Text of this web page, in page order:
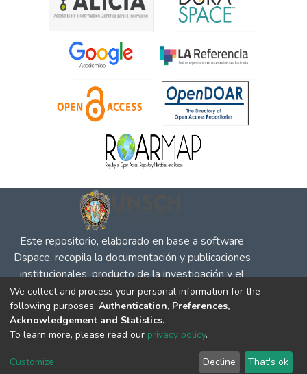
Este repositorio, elaborado en base a software
Dspace, recopila la documentación y publicaciones
institucionales, producto de la investigación y el
desempeño en defensa de la competencia, la
propiedad intelectual y protección al consumidor, para
su difusión en el entorno social y académico.
DSpace software
copyright © 2002-2026
Cookie
End User
Send
We collect and process your personal information for the
following purposes: Authentication, Preferences,
Acknowledgement and Statistics.
To learn more, please read our privacy policy.
Customize Decline That's ok